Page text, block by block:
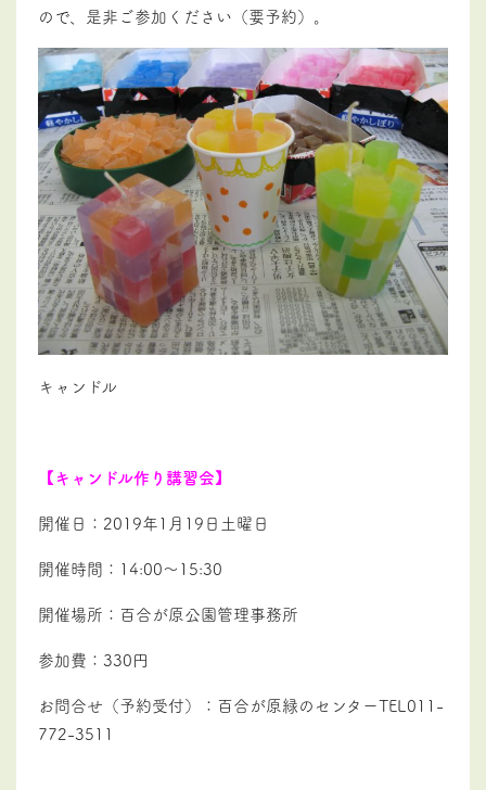
ので、是非ご参加ください（要予約）。
キャンドル
【キャンドル作り講習会】
開催日：2019年1月19日土曜日
開催時間：14:00～15:30
開催場所：百合が原公園管理事務所
参加費：330円
お問合せ（予約受付）：百合が原緑のセンターTEL011-
772-3511